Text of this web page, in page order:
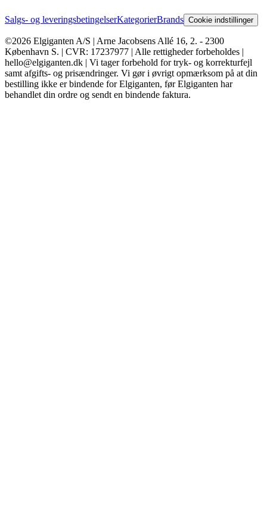
Salgs- og leveringsbetingelserKategorierBrands Cookie indstillinger
©2026 Elgiganten A/S | Arne Jacobsens Allé 16, 2. - 2300
København S. | CVR: 17237977 | Alle rettigheder forbeholdes |
hello@elgiganten.dk | Vi tager forbehold for tryk- og korrekturfejl
samt afgifts- og prisændringer. Vi gør i øvrigt opmærksom på at din
bestilling ikke er bindende for Elgiganten, før Elgiganten har
behandlet din ordre og sendt en bindende faktura.